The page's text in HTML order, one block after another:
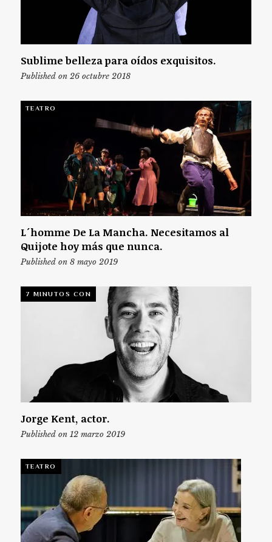
Sublime belleza para oídos exquisitos.
Published on 26 octubre 2018
TEATRO
L´homme De La Mancha. Necesitamos al
Quijote hoy más que nunca.
Published on 8 mayo 2019
7 MINUTOS CON
Jorge Kent, actor.
Published on 12 marzo 2019
TEATRO